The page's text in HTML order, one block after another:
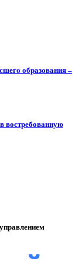
образования –
востребованную